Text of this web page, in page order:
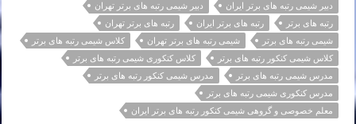
دبیر شیمی رتبه های برتر ایران
دبیر شیمی رتبه های برتر تهران
رتبه های برتر
رتبه های برتر ایران
رتبه های برتر تهران
شیمی رتبه های برتر
شیمی رتبه های برتر تهران
کلاس شیمی رتبه های برتر
کلاس شیمی کنکور رتبه های برتر
کلاس کنکوری شیمی رتبه های برتر
مدرس شیمی رتبه های برتر
مدرس شیمی کنکور رتبه های برتر
مدرس کنکوری شیمی رتبه های برتر
معلم خصوصی و گروهی شیمی کنکور رتبه های برتر ایران